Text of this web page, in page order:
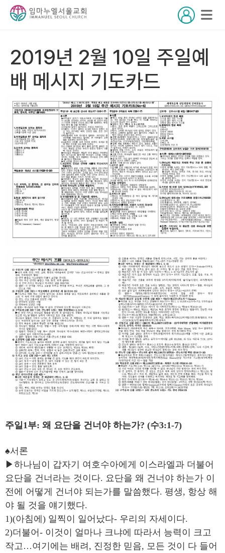
2019년 2월 10일 주일예
배 메시지 기도카드
주일1부: 왜 요단을 건너야 하는가? (수3:1-7)
♠서론
▶하나님이 갑자기 여호수아에게 이스라엘과 더불어
요단을 건너라는 것이다. 요단을 왜 건너야 하는가 이
전에 어떻게 건너야 되는가를 말씀했다. 평생, 항상 해
야 될 것을 얘기했다.
1)(아침에) 일찍이 일어났다- 우리의 자세이다.
2)더불어- 이것이 얼마나 크냐에 따라서 능력이 크고
작고…여기에는 배려, 진정한 믿음, 모든 것이 다 들어